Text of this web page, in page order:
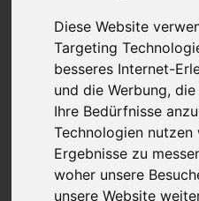
Diese Website
Targeting
besseres Internet-
und die Werbung,
Ihre Bedürfnisse
Technologien nutzen
Ergebnisse zu
woher unsere
unsere Website
Push and
Dr. Katarina